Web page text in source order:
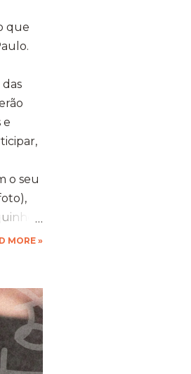
que
e
o seu
MORE »